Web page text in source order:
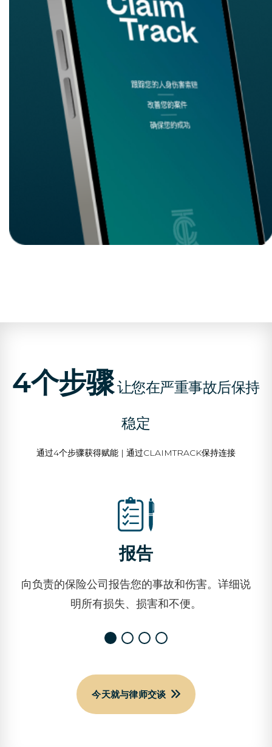
4个步骤让您在严重事故后保持
稳定
通过4个步骤获得赋能 | 通过CLAIMTRACK保持连接
报告
向负责的保险公司报告您的事故和伤害。详细说
明所有损失、损害和不便。
今天就与律师交谈